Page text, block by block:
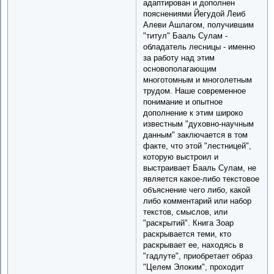
адаптирован и дополнен
пояснениями Йегудой Леиб
Алеви Ашлагом, получившим
"титул" Бааль Сулам -
обладатель лесницы - именно
за работу над этим
основополагающим
многотомным и многолетным
трудом. Наше современное
понимание и опытное
дополнение к этим широко
известным "духовно-научным
данным" заключается в том
факте, что этой "лестницей",
которую выстроил и
выстраивает Бааль Сулам, не
является какое-либо текстовое
объяснение чего либо, какой
либо комментарий или набор
текстов, смыслов, или
"раскрытий". Книга Зоар
раскрывается теми, кто
раскрывает ее, находясь в
"гадлуте", приобретает образ
"Целем Элоким", проходит